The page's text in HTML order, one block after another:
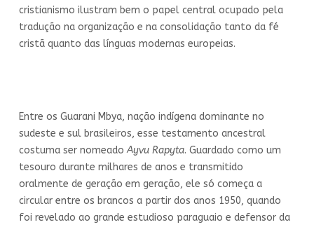
cristianismo ilustram bem o papel central ocupado pela
tradução na organização e na consolidação tanto da fé
cristã quanto das línguas modernas europeias.
Entre os Guarani Mbya, nação indígena dominante no
sudeste e sul brasileiros, esse testamento ancestral
costuma ser nomeadoAyvu Rapyta. Guardado como um
tesouro durante milhares de anos e transmitido
oralmente de geração em geração, ele só começa a
circular entre os brancos a partir dos anos 1950, quando
foi revelado ao grande estudioso paraguaio e defensor da